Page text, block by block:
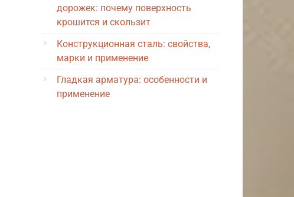
дорожек: почему поверхность
крошится и скользит
Конструкционная сталь: свойства,
марки и применение
Гладкая арматура: особенности и
применение